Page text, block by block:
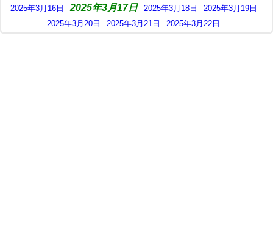
2025年3月16日
2025年3月17日 2025年3月18日
2025年3月19日
2025年3月20日
2025年3月21日 2025年3月22日